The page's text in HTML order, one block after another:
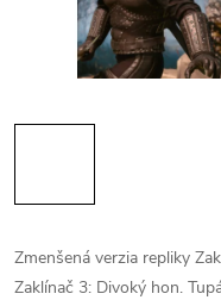
Zmenšená verzia repliky
Zaklínač 3: Divoký hon.